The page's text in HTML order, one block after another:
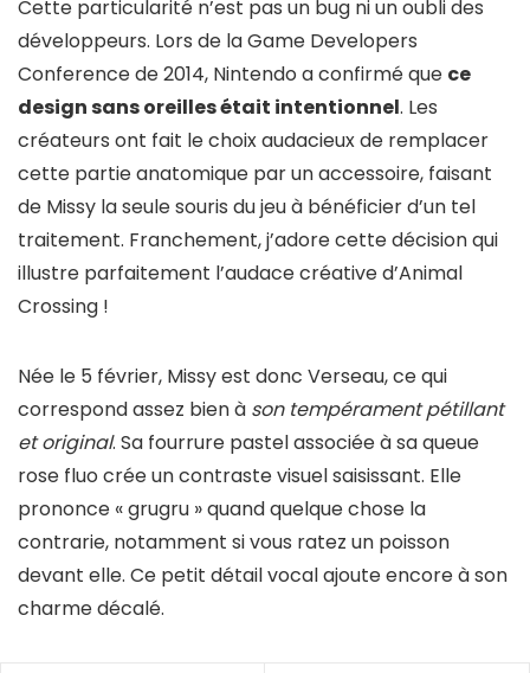
Cette particularité n’est pas un bug ni un oubli des
développeurs. Lors de la Game Developers
Conference de 2014, Nintendo a confirmé que ce
design sans oreilles était intentionnel. Les
créateurs ont fait le choix audacieux de remplacer
cette partie anatomique par un accessoire, faisant
de Missy la seule souris du jeu à bénéficier d’un tel
traitement. Franchement, j’adore cette décision qui
illustre parfaitement l’audace créative d’Animal
Crossing !
Née le 5 février, Missy est donc Verseau, ce qui
correspond assez bien à son tempérament pétillant
et original. Sa fourrure pastel associée à sa queue
rose fluo crée un contraste visuel saisissant. Elle
prononce « grugru » quand quelque chose la
contrarie, notamment si vous ratez un poisson
devant elle. Ce petit détail vocal ajoute encore à son
charme décalé.